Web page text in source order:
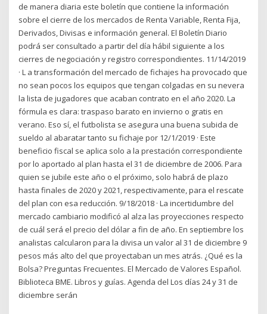
de manera diaria este boletín que contiene la información
sobre el cierre de los mercados de Renta Variable, Renta Fija,
Derivados, Divisas e información general. El Boletín Diario
podrá ser consultado a partir del día hábil siguiente a los
cierres de negociación y registro correspondientes. 11/14/2019
· L a transformación del mercado de fichajes ha provocado que
no sean pocos los equipos que tengan colgadas en su nevera
la lista de jugadores que acaban contrato en el año 2020. La
fórmula es clara: traspaso barato en invierno o gratis en
verano. Eso sí, el futbolista se asegura una buena subida de
sueldo al abaratar tanto su fichaje por 12/1/2019 · Este
beneficio fiscal se aplica solo a la prestación correspondiente
por lo aportado al plan hasta el 31 de diciembre de 2006. Para
quien se jubile este año o el próximo, solo habrá de plazo
hasta finales de 2020 y 2021, respectivamente, para el rescate
del plan con esa reducción. 9/18/2018 · La incertidumbre del
mercado cambiario modificó al alza las proyecciones respecto
de cuál será el precio del dólar a fin de año. En septiembre los
analistas calcularon para la divisa un valor al 31 de diciembre 9
pesos más alto del que proyectaban un mes atrás. ¿Qué es la
Bolsa? Preguntas Frecuentes. El Mercado de Valores Español.
Biblioteca BME. Libros y guías. Agenda del Los días 24 y 31 de
diciembre serán